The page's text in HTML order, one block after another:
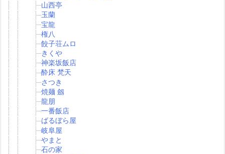
山西亭
玉蘭
宝龍
権八
餃子荘ムロ
きくや
神楽坂飯店
酔床 梵天
さつき
焼麺 劔
龍朋
一番飯店
ばるぼら屋
岐阜屋
やまと
石の家